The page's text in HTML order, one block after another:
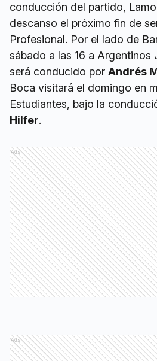
conducción del partido,
descanso el próximo fin de
Profesional. Por el lado de
sábado a las 16 a Argentinos
será conducido por Andrés
Boca visitará el domingo en
Estudiantes, bajo la
Hilfer.
Ads
Ads